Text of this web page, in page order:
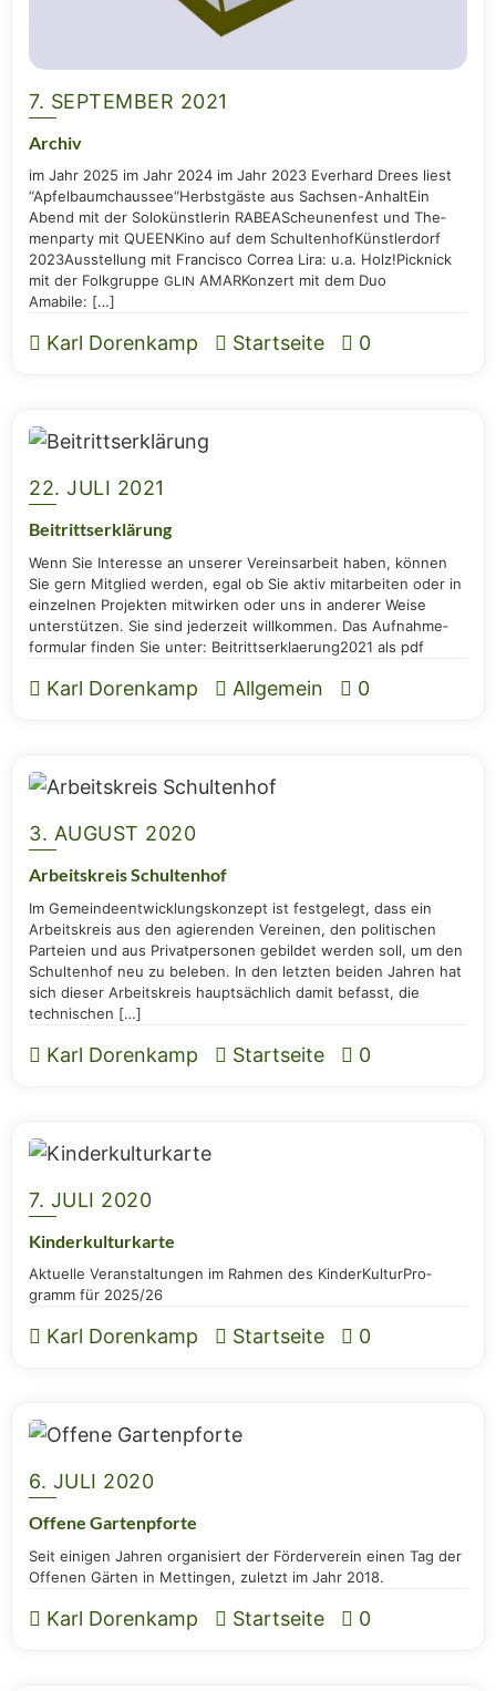
7. SEPTEMBER 2021
Archiv
im Jahr 2025 im Jahr 2024 im Jahr 2023 Ever­hard Drees liest
“Apfel­baum­chaus­see“Herbst­gäs­te aus Sach­­sen-Anhalt­Ein
Abend mit der Solo­künst­le­rin RABEAScheu­nen­fest und The­
men­par­ty mit QUEEN­Ki­no auf dem Schul­ten­hofKünst­ler­dorf
2023Aus­stel­lung mit Fran­cis­co Cor­rea Lira: u.a. Holz!Pick­nick
mit der Folk­grup­pe GLIN AMARKon­zert mit dem Duo
Amabile: […]
Karl Dorenkamp Startseite 0
22. JULI 2021
Bei­tritts­er­klä­rung
Wenn Sie Inter­es­se an unse­rer Ver­eins­ar­beit haben, kön­nen
Sie gern Mit­glied wer­den, egal ob Sie aktiv mit­ar­bei­ten oder in
ein­zel­nen Pro­jek­ten mit­wir­ken oder uns in ande­rer Wei­se
unter­stüt­zen. Sie sind jeder­zeit will­kom­men. Das Auf­nah­me­
for­mu­lar fin­den Sie unter: Beitrittserklaerung2021 als pdf
Karl Dorenkamp Allgemein 0
3. AUGUST 2020
Arbeits­kreis Schultenhof
Im Gemein­de­ent­wick­lungs­kon­zept ist fest­ge­legt, dass ein
Arbeits­kreis aus den agie­ren­den Ver­ei­nen, den poli­ti­schen
Par­tei­en und aus Pri­vat­per­so­nen gebil­det wer­den soll, um den
Schul­ten­hof neu zu bele­ben. In den letz­ten bei­den Jah­ren hat
sich die­ser Arbeits­kreis haupt­säch­lich damit befasst, die
technischen […]
Karl Dorenkamp Startseite 0
7. JULI 2020
Kin­der­kul­tur­kar­te
Aktu­el­le Ver­an­stal­tun­gen im Rah­men des Kin­der­Kul­tur­Pro­
gramm für 2025/26
Karl Dorenkamp Startseite 0
6. JULI 2020
Offe­ne Gartenpforte
Seit eini­gen Jah­ren orga­ni­siert der För­der­ver­ein einen Tag der
Offe­nen Gär­ten in Mett­in­gen, zuletzt im Jahr 2018.
Karl Dorenkamp Startseite 0